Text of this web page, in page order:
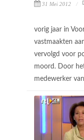
31 Mei 2012
vorig jaar in
vastmaakten
vervolgd voor
moord. Door
medewerker